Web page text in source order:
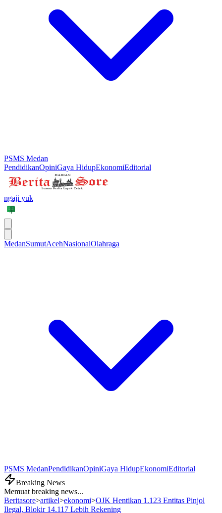
PSMS Medan
PendidikanOpiniGaya HidupEkonomiEditorial
ngaji yuk
MedanSumutAcehNasionalOlahraga
PSMS MedanPendidikanOpiniGaya HidupEkonomiEditorial
Breaking News
Memuat breaking news...
Beritasore>artikel>ekonomi>OJK Hentikan 1.123 Entitas Pinjol
Ilegal, Blokir 14.117 Lebih Rekening